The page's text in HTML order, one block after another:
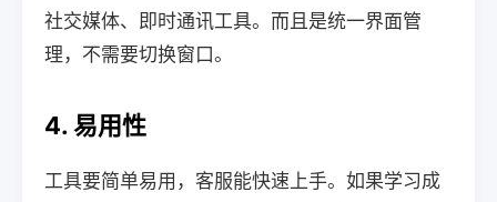
社交媒体、即时通讯工具。而且是统一界面管
理，不需要切换窗口。
4. 易用性
工具要简单易用，客服能快速上手。如果学习成